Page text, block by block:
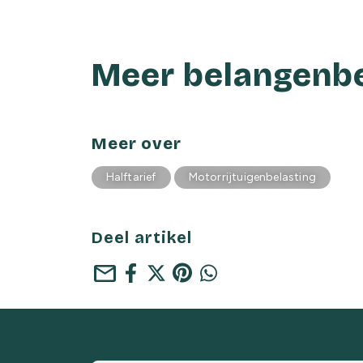
Meer
Meer over
Halftarief Motorrijtuigenbelasting
Deel artikel
mail